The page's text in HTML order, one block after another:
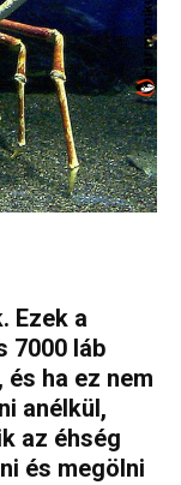
Ezek a
7000 láb
és ha ez nem
anélkül,
az éhség
és megölni